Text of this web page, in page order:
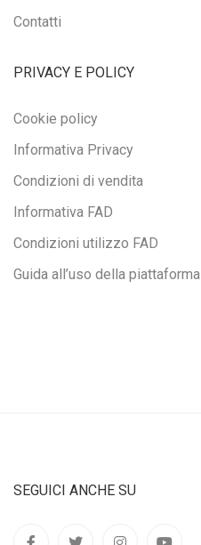
Contatti
PRIVACY E POLICY
Cookie policy
Informativa Privacy
Condizioni di vendita
Informativa FAD
Condizioni utilizzo FAD
Guida all’uso della piattaforma
SEGUICI ANCHE SU